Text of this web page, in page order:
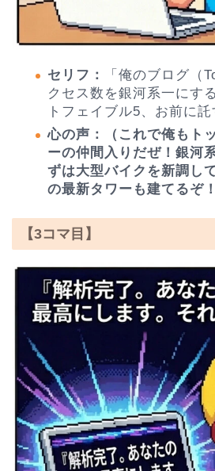
セリフ：
「俺のブログ（
クセス数を銀河系一にす
トフェイブル5、お前に託
心の声：（これで俺もト
ーの仲間入りだぜ！銀河
ずは大型バイクを新調し
の最新タワーも建てるぞ！
【3コマ目】